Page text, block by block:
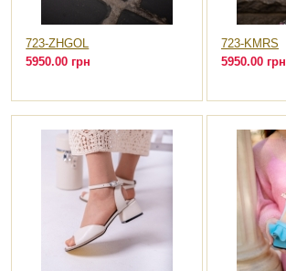
723-ZHGOL
5950.00 грн
723-KMRS
5950.00 грн